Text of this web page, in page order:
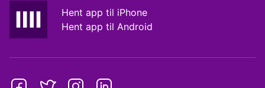
Hent app til iPhone
Hent app til Android